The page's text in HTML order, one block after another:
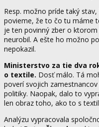
Resp. možno príde taký
povieme, že to čo tu máme
je ten povinný zber o
neurobil. A ešte ho možno
nepokazil.
Ministerstvo za tie dva
o textile. Dosť málo. Tá
poverí svojich
politiky. Naopak, dalo to
len obraz toho, ako to s
Analýzu vypracovala